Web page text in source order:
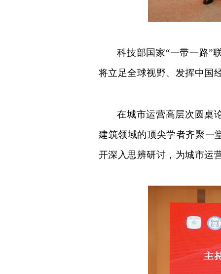
科技部国家“一带一路”
将立足全球视野、发挥中国
在城市运营高层次圆桌
建筑领域的顶尖学者齐聚一
开深入思辨研讨，为城市运